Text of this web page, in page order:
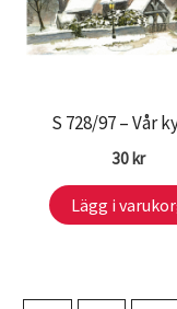
S 728/97 – Vår
30kr
Lägg i